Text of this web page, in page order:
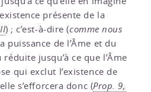
présente de la
) ; c’est-à-dire (comme nous
puissance de l’Âme et du
jusqu’à ce que l’Âme
qui exclut l’existence de
s’efforcera donc (Prop. 9,